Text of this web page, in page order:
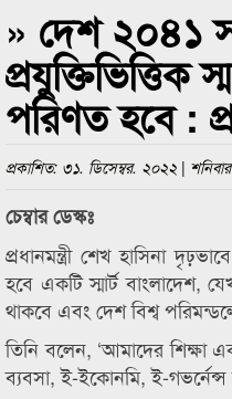
» দেশ ২০৪১
প্রযুক্তিভিত্তিক
পরিণত হবে :
প্রকাশিত: ৩১. ডিসেম্বর. ২০২২ | শনিবার
চেম্বার ডেস্কঃ
প্রধানমন্ত্রী শেখ হাসিনা
হবে একটি স্মার্ট বাংলাদেশ,
থাকবে এবং দেশ বিশ্ব
তিনি বলেন, ‘আমাদের শিক্ষা
ব্যবসা, ই-ইকোনমি, ই-গভর্নেন্স